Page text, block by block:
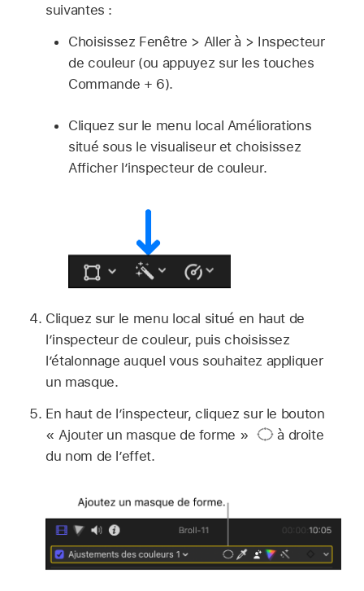
suivantes :
Choisissez Fenêtre > Aller à > Inspecteur
de couleur (ou appuyez sur les touches
Commande + 6).
Cliquez sur le menu local Améliorations
situé sous le visualiseur et choisissez
Afficher l’inspecteur de couleur.
Cliquez sur le menu local situé en haut de
l’inspecteur de couleur, puis choisissez
l’étalonnage auquel vous souhaitez appliquer
un masque.
En haut de l’inspecteur, cliquez sur le bouton
« Ajouter un masque de forme »
à droite
du nom de l’effet.